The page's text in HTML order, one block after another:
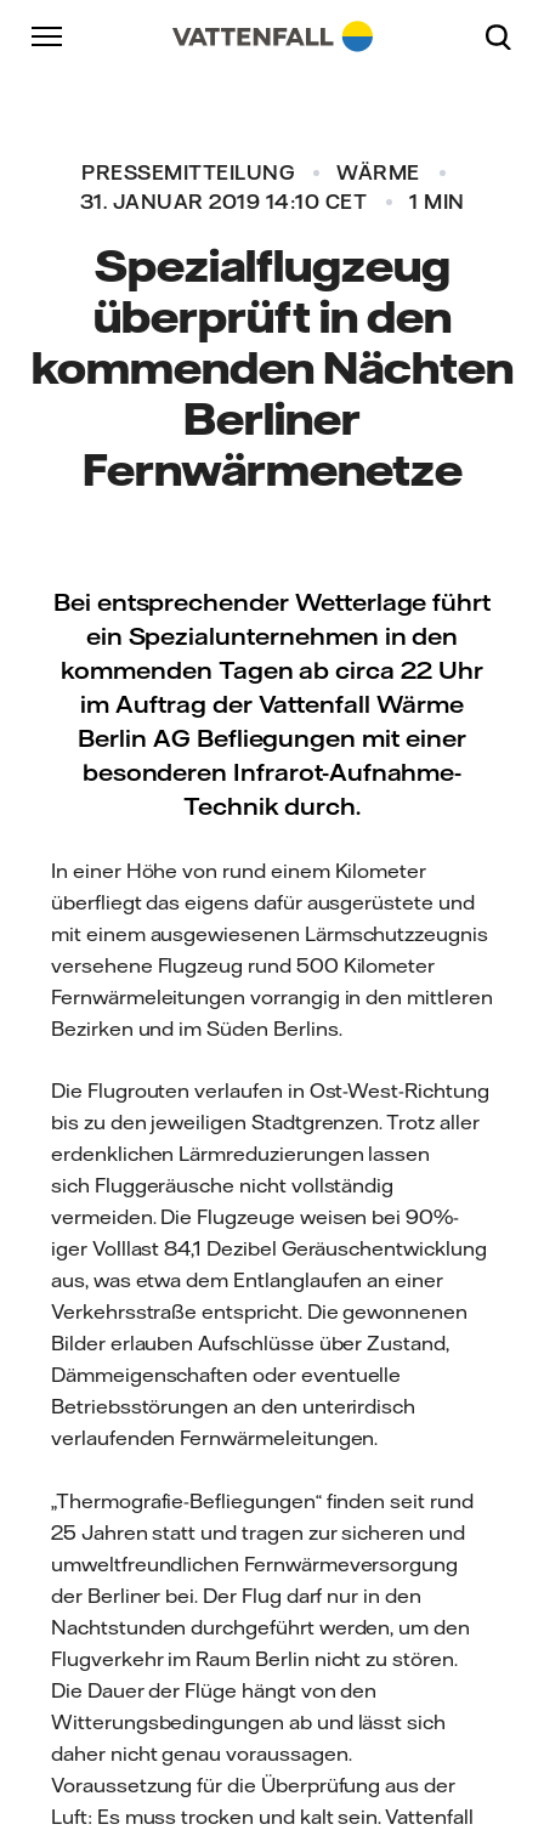
Überspringen
Zurück zur Hauptnavigation
Gehe zur Fußzeile
PRESSEMITTEILUNG
WÄRME
31. JANUAR 2019 14:10 CET
1 MIN
Spezialflugzeug
überprüft in den
kommenden Nächten
Berliner
Fernwärmenetze
Bei entsprechender Wetterlage führt
ein Spezialunternehmen in den
kommenden Tagen ab circa 22 Uhr
im Auftrag der Vattenfall Wärme
Berlin AG Befliegungen mit einer
besonderen Infrarot-Aufnahme-
Technik durch.
In einer Höhe von rund einem Kilometer
überfliegt das eigens dafür ausgerüstete und
mit einem ausgewiesenen Lärmschutzzeugnis
versehene Flugzeug rund 500 Kilometer
Fernwärmeleitungen vorrangig in den mittleren
Bezirken und im Süden Berlins.
Die Flugrouten verlaufen in Ost-West-Richtung
bis zu den jeweiligen Stadtgrenzen. Trotz aller
erdenklichen Lärmreduzierungen lassen
sich Fluggeräusche nicht vollständig
vermeiden. Die Flugzeuge weisen bei 90%-
iger Volllast 84,1 Dezibel Geräuschentwicklung
aus, was etwa dem Entlanglaufen an einer
Verkehrsstraße entspricht. Die gewonnenen
Bilder erlauben Aufschlüsse über Zustand,
Dämmeigenschaften oder eventuelle
Betriebsstörungen an den unterirdisch
verlaufenden Fernwärmeleitungen.
„Thermografie-Befliegungen“ finden seit rund
25 Jahren statt und tragen zur sicheren und
umweltfreundlichen Fernwärmeversorgung
der Berliner bei. Der Flug darf nur in den
Nachtstunden durchgeführt werden, um den
Flugverkehr im Raum Berlin nicht zu stören.
Die Dauer der Flüge hängt von den
Witterungsbedingungen ab und lässt sich
daher nicht genau voraussagen.
Voraussetzung für die Überprüfung aus der
Luft: Es muss trocken und kalt sein. Vattenfall
Zurück zur Hauptnavigation